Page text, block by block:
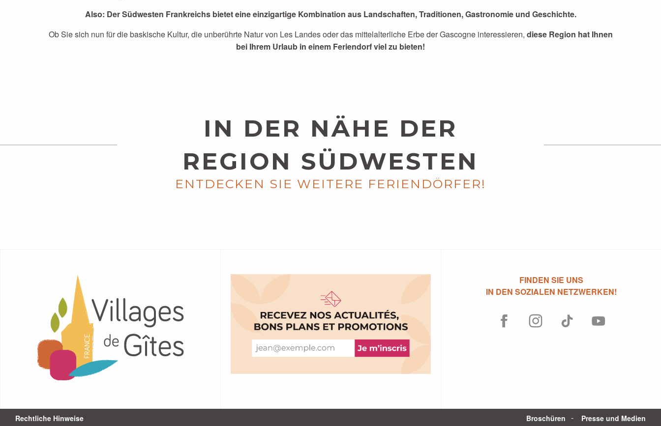
Also: Der Südwesten Frankreichs bietet eine einzigartige Kombination aus Landschaften, Traditionen, Gastronomie und Geschichte.
Ob Sie sich nun für die baskische Kultur, die unberührte Natur von Les Landes oder das mittelalterliche Erbe der Gascogne interessieren, diese Region hat Ihnen
bei Ihrem Urlaub in einem Feriendorf viel zu bieten!
IN DER NÄHE DER
REGION SÜDWESTEN
ENTDECKEN SIE WEITERE FERIENDÖRFER!
FINDEN SIE UNS
IN DEN SOZIALEN NETZWERKEN!
Rechtliche Hinweise Broschüren Presse und Medien